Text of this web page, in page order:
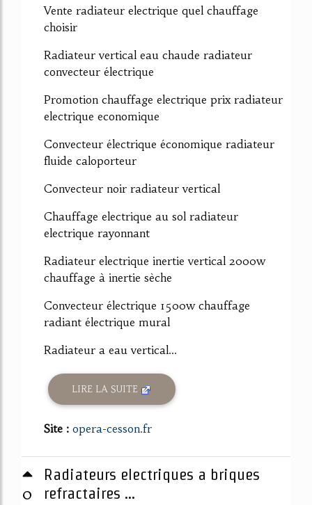
Vente radiateur electrique quel chauffage
choisir
Radiateur vertical eau chaude radiateur
convecteur électrique
Promotion chauffage electrique prix radiateur
electrique economique
Convecteur électrique économique radiateur
fluide caloporteur
Convecteur noir radiateur vertical
Chauffage electrique au sol radiateur
electrique rayonnant
Radiateur electrique inertie vertical 2000w
chauffage à inertie sèche
Convecteur électrique 1500w chauffage
radiant électrique mural
Radiateur a eau vertical...
LIRE LA SUITE
Site : opera-cesson.fr
0
Radiateurs electriques a briques
refractaires ...